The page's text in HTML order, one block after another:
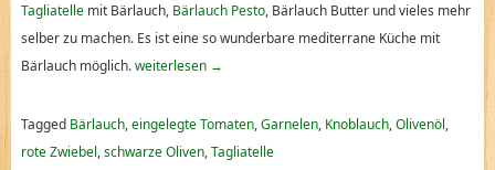
Tagliatelle mit Bärlauch,Bärlauch Pesto, Bärlauch Butter und vieles mehr
selber zu machen. Es ist eine so wunderbare mediterrane Küche mit
Bärlauch möglich.weiterlesen →
Tagged Bärlauch,eingelegte Tomaten,Garnelen, Knoblauch,Olivenöl,
rote Zwiebel,schwarze Oliven,Tagliatelle